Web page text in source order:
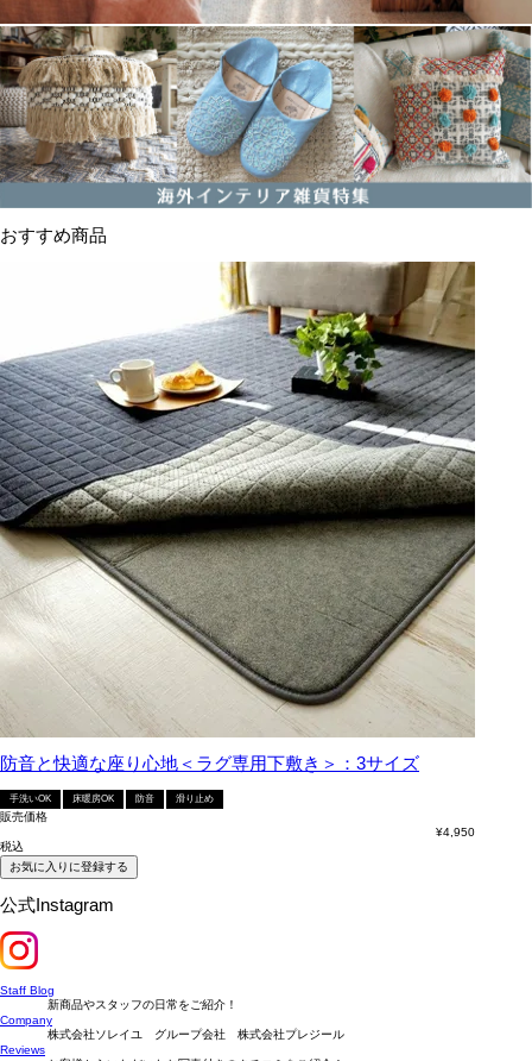
おすすめ商品
防音と快適な座り心地＜ラグ専用下敷き＞：3サイズ
手洗いOK 床暖房OK 防音 滑り止め
販売価格
¥4,950
税込
お気に入りに登録する
公式Instagram
Staff Blog
新商品やスタッフの日常をご紹介！
Company
株式会社ソレイユ グループ会社 株式会社プレジール
Reviews